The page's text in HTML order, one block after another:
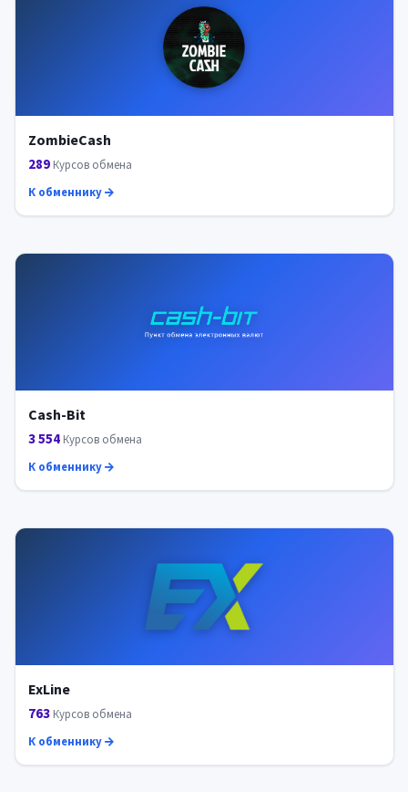
ZombieCash
289Курсов обмена
К обменнику
Cash-Bit
3 554Курсов обмена
К обменнику
ExLine
763Курсов обмена
К обменнику